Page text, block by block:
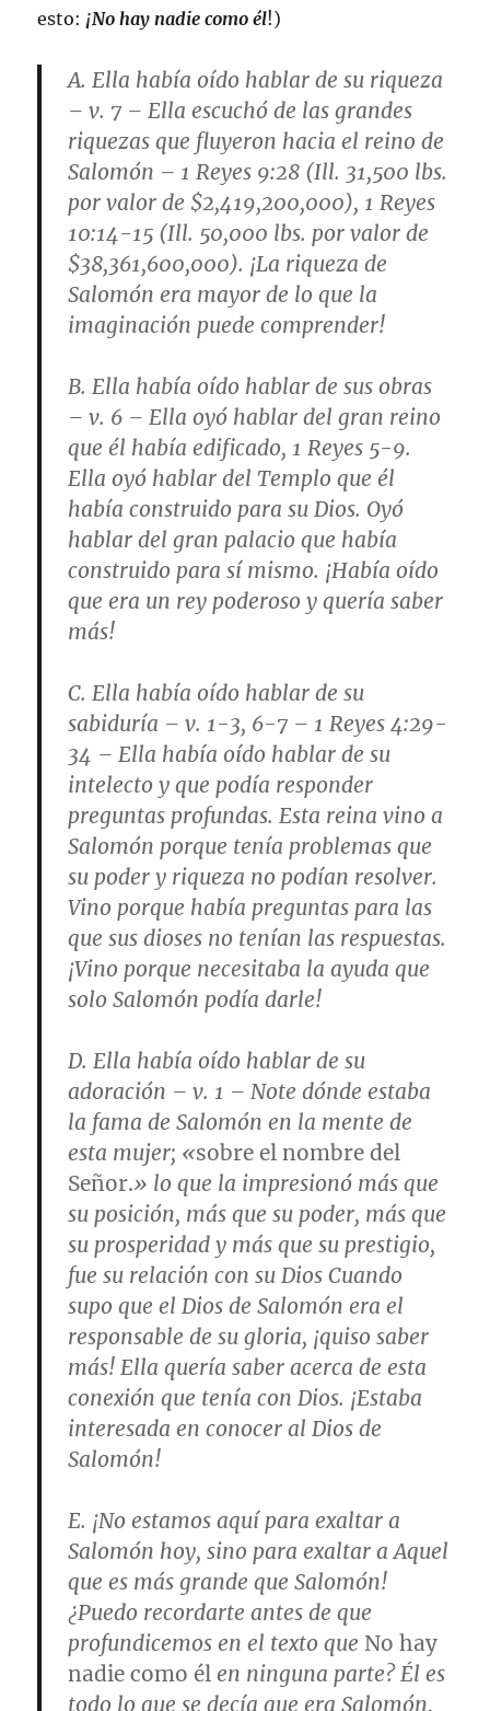
esto: ¡No hay nadie como él!)
A. Ella había oído hablar de su riqueza
– v. 7 – Ella escuchó de las grandes
riquezas que fluyeron hacia el reino de
Salomón – 1 Reyes 9:28 (Ill. 31,500 lbs.
por valor de $2,419,200,000), 1 Reyes
10:14-15 (Ill. 50,000 lbs. por valor de
$38,361,600,000). ¡La riqueza de
Salomón era mayor de lo que la
imaginación puede comprender!
B. Ella había oído hablar de sus obras
–v. 6 – Ella oyó hablar del gran reino
que él había edificado, 1 Reyes 5-9.
Ella oyó hablar del Templo que él
había construido para su Dios. Oyó
hablar del gran palacio que había
construido para sí mismo. ¡Había oído
que era un rey poderoso y quería saber
más!
C. Ella había oído hablar de su
sabiduría –v. 1-3, 6-7 – 1 Reyes 4:29-
34 – Ella había oído hablar de su
intelecto y que podía responder
preguntas profundas. Esta reina vino a
Salomón porque tenía problemas que
su poder y riqueza no podían resolver.
Vino porque había preguntas para las
que sus dioses no tenían las respuestas.
¡Vino porque necesitaba la ayuda que
solo Salomón podía darle!
D. Ella había oído hablar de su
adoración –v. 1 – Note dónde estaba
la fama de Salomón en la mente de
esta mujer; «sobre el nombre del
Señor.» lo que la impresionó más que
su posición, más que su poder, más que
su prosperidad y más que su prestigio,
fue su relación con su Dios Cuando
supo que el Dios de Salomón era el
responsable de su gloria, ¡quiso saber
más! Ella quería saber acerca de esta
conexión que tenía con Dios. ¡Estaba
interesada en conocer al Dios de
Salomón!
E. ¡No estamos aquí para exaltar a
Salomón hoy, sino para exaltar a Aquel
que es más grande que Salomón!
¿Puedo recordarte antes de que
profundicemos en el texto que No hay
nadie como él en ninguna parte? Él es
todo lo que se decía que era Salomón,